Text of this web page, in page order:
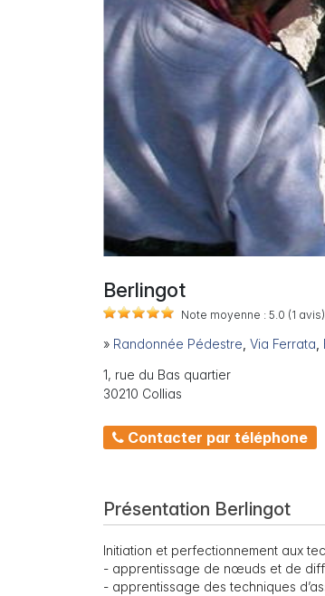
Berlingot
Note moyenne : 5.0 (1 avis)
» Randonnée Pédestre Via Ferrata
1, rue du Bas quartier
30210 Collias
Contacter par téléphone
Présentation Berlingot
Initiation et perfectionnement aux
- apprentissage de nœuds et de
- apprentissage des techniques